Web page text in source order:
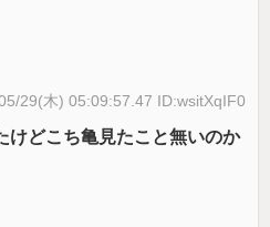
29(木) 05:09:57.47 ID:wsitXqIF0
けどこち亀見たこと無いのか